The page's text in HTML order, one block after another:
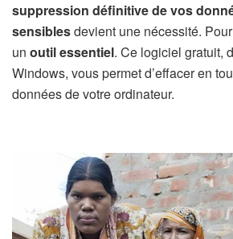
suppression définitive de vos
sensiblesdevient une nécessité.
un outil essentiel. Ce logiciel gratuit,
Windows, vous permet d’effacer en
données de votre ordinateur.